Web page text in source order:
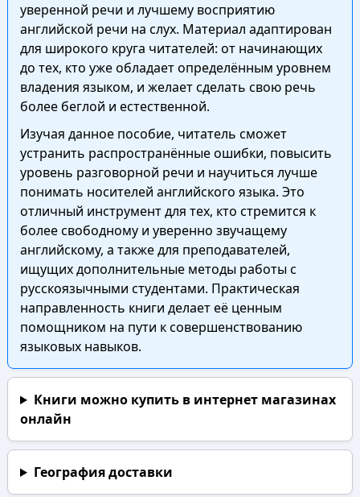
уверенной речи и лучшему восприятию
английской речи на слух. Материал адаптирован
для широкого круга читателей: от начинающих
до тех, кто уже обладает определённым уровнем
владения языком, и желает сделать свою речь
более беглой и естественной.
Изучая данное пособие, читатель сможет
устранить распространённые ошибки, повысить
уровень разговорной речи и научиться лучше
понимать носителей английского языка. Это
отличный инструмент для тех, кто стремится к
более свободному и уверенно звучащему
английскому, а также для преподавателей,
ищущих дополнительные методы работы с
русскоязычными студентами. Практическая
направленность книги делает её ценным
помощником на пути к совершенствованию
языковых навыков.
Книги можно купить в интернет магазинах
онлайн
География доставки